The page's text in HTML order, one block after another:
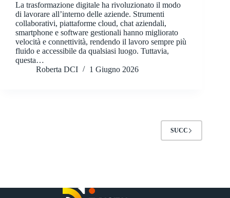
La trasformazione digitale ha rivoluzionato il modo
di lavorare all’interno delle aziende. Strumenti
collaborativi, piattaforme cloud, chat aziendali,
smartphone e software gestionali hanno migliorato
velocità e connettività, rendendo il lavoro sempre più
fluido e accessibile da qualsiasi luogo. Tuttavia,
questa…
Roberta DCI
1 Giugno 2026
SUCC